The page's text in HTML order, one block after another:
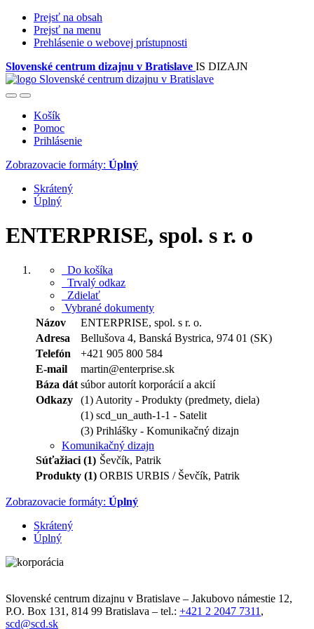
Prejsť na obsah
Prejsť na menu
Prehlásenie o webovej prístupnosti
Slovenské centrum dizajnu v Bratislave IS DIZAJN
Košík
Pomoc
Prihlásenie
Zobrazovacie formáty: Úplný
Skrátený
Úplný
ENTERPRISE, spol. s r. o
Do košíka
Trvalý odkaz
Zdielať
Vybrané dokumenty
Názov
ENTERPRISE, spol. s r. o.
Adresa
Bellušova 4, Banská Bystrica, 974 01 (SK)
Telefón
+421 905 800 584
E-mail
martin@enterprise.sk
Báza dát súbor autorít korporácií a akcií
Odkazy
(1) Autority - Produkty (predmety, diela)
(1) scd_un_auth-1-1 - Satelit
(3) Prihlášky - Komunikačný dizajn
Komunikačný dizajn
Súťažiaci (1) Ševčík, Patrik
Produkty (1) ORBIS URBIS / Ševčík, Patrik
Zobrazovacie formáty: Úplný
Skrátený
Úplný
Slovenské centrum dizajnu v Bratislave – Jakubovo námestie 12,
P.O. Box 131, 814 99 Bratislava – tel.: +421 2 2047 7311 ,
scd@scd.sk